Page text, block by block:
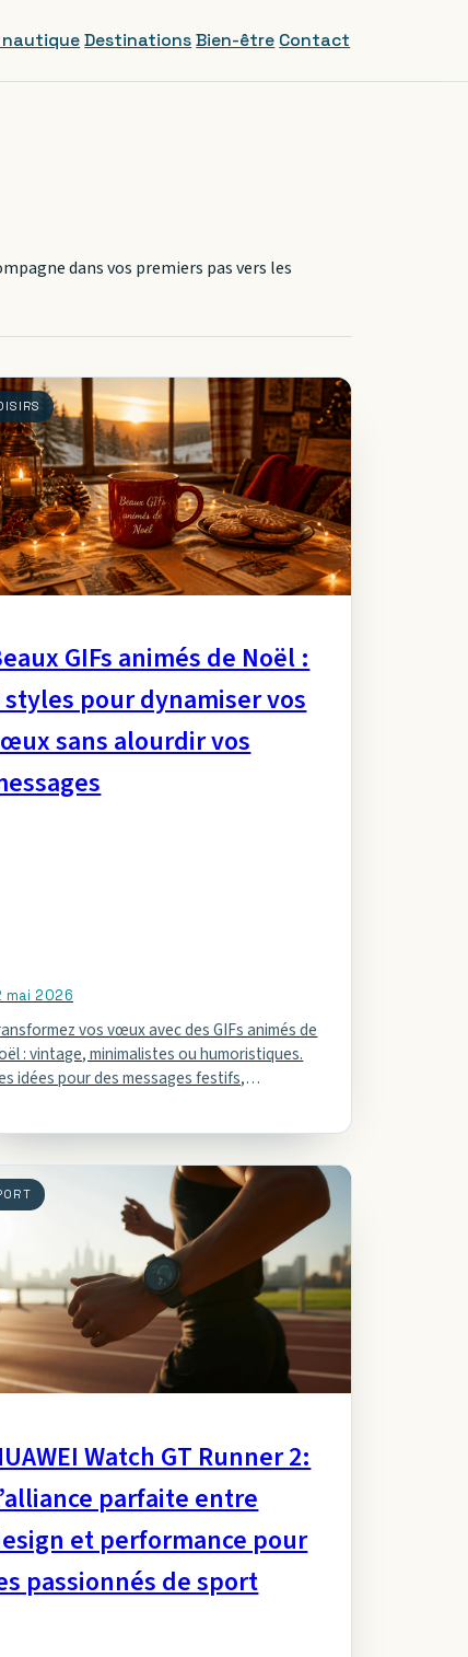
Destinations Bien-être Contact
dans vos premiers pas vers les
GIFs animés de Noël :
styles pour dynamiser vos
sans alourdir vos
mai 2026
vos vœux avec des GIFs animés de
: vintage, minimalistes ou humoristiques.
idées pour des messages festifs,
Watch GT Runner 2:
parfaite entre
et performance pour
passionnés de sport